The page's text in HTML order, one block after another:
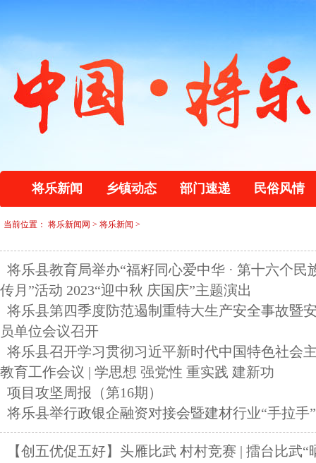
将乐新闻 乡镇动态 部门速递 民俗风情
当前位置： 将乐新闻网 > 将乐新闻 >
将乐县教育局举办“福籽同心爱中华 · 第十六个民
传月”活动 2023“迎中秋 庆国庆”主题演出
将乐县第四季度防范遏制重特大生产安全事故暨
员单位会议召开
将乐县召开学习贯彻习近平新时代中国特色社会
教育工作会议 | 学思想 强党性 重实践 建新功
项目攻坚周报（第16期）
将乐县举行政银企融资对接会暨建材行业“手拉手
【创五优促五好】头雁比武 村村竞赛 | 擂台比武“